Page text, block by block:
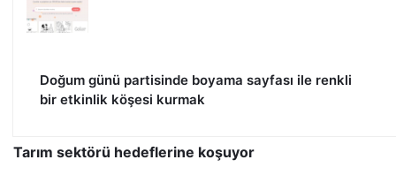
Doğum günü partisinde boyama sayfası ile renkli
bir etkinlik köşesi kurmak
Tarım sektörü hedeflerine koşuyor